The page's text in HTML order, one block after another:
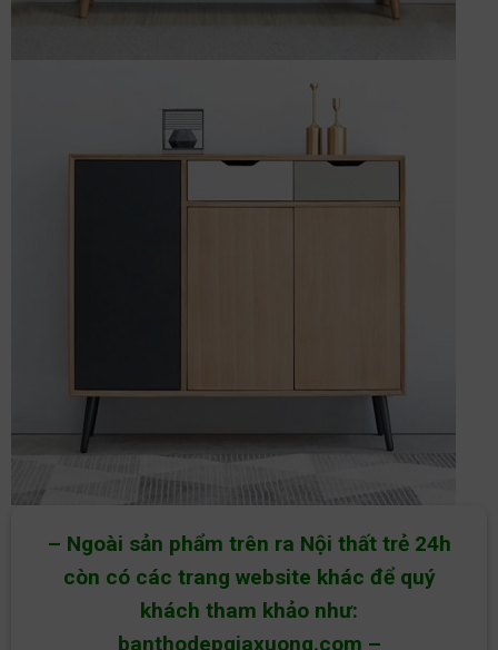
– Ngoài sản phẩm trên ra Nội thất trẻ 24h
còn có các trang website khác để quý
khách tham khảo như:
banthodepgiaxuong.com –